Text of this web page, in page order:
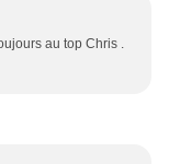
au top Chris .